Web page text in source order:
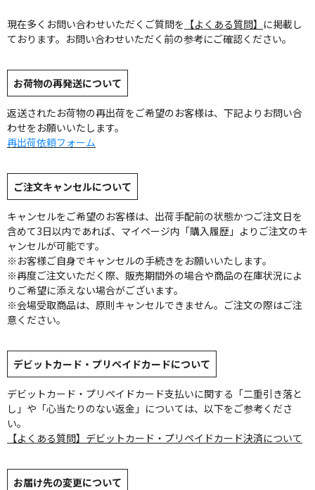
現在多くお問い合わせいただくご質問を 【よくある質問】 に掲載し
ております。お問い合わせいただく前の参考にご確認ください。
お荷物の再発送について
返送されたお荷物の再出荷をご希望のお客様は、下記よりお問い合
わせをお願いいたします。
再出荷依頼フォーム
ご注文キャンセルについて
キャンセルをご希望のお客様は、出荷手配前の状態かつご注文日を
含めて3日以内であれば、マイページ内「購入履歴」よりご注文のキ
ャンセルが可能です。
※お客様ご自身でキャンセルの手続きをお願いいたします。
※再度ご注文いただく際、販売期間外の場合や商品の在庫状況によ
りご希望に添えない場合がございます。
※会場受取商品は、原則キャンセルできません。ご注文の際はご注
意ください。
デビットカード・プリペイドカードについて
デビットカード・プリペイドカード支払いに関する「二重引き落と
し」や「心当たりのない返金」については、以下をご参考くださ
い。
【よくある質問】デビットカード・プリペイドカード決済について
お届け先の変更について